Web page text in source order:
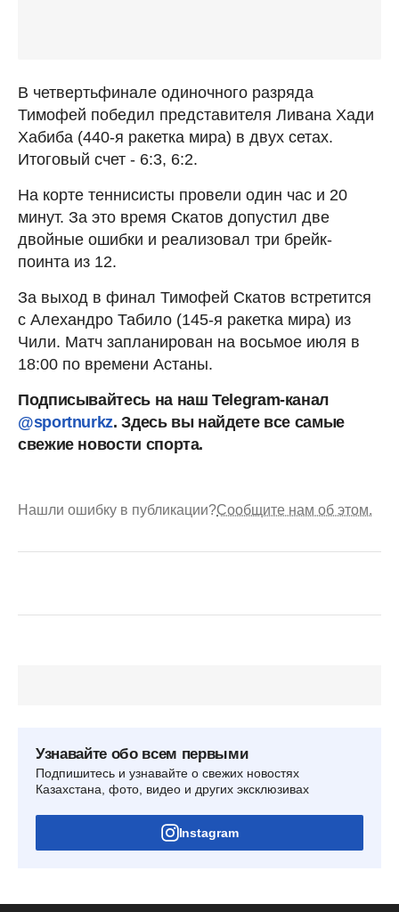
В четвертьфинале одиночного разряда
Тимофей победил представителя Ливана Хади
Хабиба (440-я ракетка мира) в двух сетах.
Итоговый счет - 6:3, 6:2.
На корте теннисисты провели один час и 20
минут. За это время Скатов допустил две
двойные ошибки и реализовал три брейк-
поинта из 12.
За выход в финал Тимофей Скатов встретится
с Алехандро Табило (145-я ракетка мира) из
Чили. Матч запланирован на восьмое июля в
18:00 по времени Астаны.
Подписывайтесь на наш Telegram-канал
@sportnurkz. Здесь вы найдете все самые
свежие новости спорта.
Нашли ошибку в публикации?Сообщите нам об этом.
Узнавайте обо всем первыми
Подпишитесь и узнавайте о свежих новостях
Казахстана, фото, видео и других эксклюзивах
Instagram